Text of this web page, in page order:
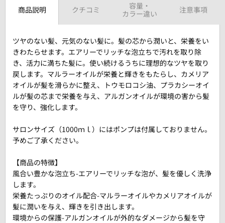
商品説明 クチコミ
容量・
カラー違い
注意事項
ツヤのない髪、元気のない髪に。髪の芯から潤いと、栄養をい
きわたらせます。エアリーでリッチな泡立ちで汚れを取り除
き、活力に満ちた髪に。使い続けるうちに理想的なツヤを取り
戻します。マルラーオイルが栄養と輝きをもたらし、カメリア
オイルが髪を滑らかに整え、トウモロコシ油、プラカシーオイ
ルが髪の芯まで栄養を与え、アルガンオイルが環境の害から髪
を守り、強化します。
サロンサイズ（1000ｍｌ）にはポンプは付属しておりません。
予めご了承ください。
【商品の特徴】
風合い豊かな泡立ち-エアリーでリッチな泡が、髪を優しく洗浄
します。
栄養たっぷりのオイル配合-マルラーオイルやカメリアオイルが
髪に潤いを与え、輝きを引き出します。
環境からの保護-アルガンオイルが外的なダメージから髪を守